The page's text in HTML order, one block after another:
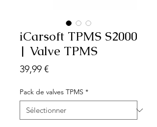
iCarsoft TPMS S2000
| Valve TPMS
39,99 €Prix
Pack de valves TPMS *